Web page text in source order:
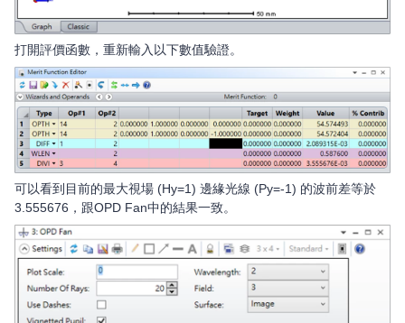
打開評價函數，重新輸入以下數值驗證。
可以看到目前的最大視場 (Hy=1) 邊緣光線 (Py=-1) 的波前差等於
3.555676，跟OPD Fan中的結果一致。